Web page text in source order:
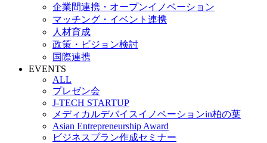
企業間連携・オープンイノベーション
マッチング・イベント連携
人材育成
政策・ビジョン検討
国際連携
EVENTS
ALL
プレゼン会
J-TECH STARTUP
メディカルデバイスイノベーションin柏の葉
Asian Entrepreneurship Award
ビジネスプラン作成セミナー